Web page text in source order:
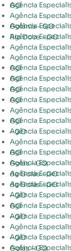
Agência Especialista na Criação de Site em Anhanguera – GO
Agência
Agência Especialista na Criação de Site em Aparecida de Goiânia – GO
Agência Especialista na Criação de Site em Aparecida do Rio Doce – GO
Agência
Agência
Agência Especialista na Criação de Site em Aragarças – GO
Agência Especialista na Criação de Site em Aragoiânia – GO
Agência Especialista na Criação de Site em Araguapaz – GO
Agência Especialista na Criação de Site em Arenópolis – GO
Agência
Agência Especialista na Criação de Site em Aurilândia – GO
Agência Especialista na Criação de Site em Avelinópolis – GO
Agência
Agência Especialista na Criação de Site em Barro Alto – GO
Agência Especialista na Criação de Site em Bela Vista de Goiás – GO
Agência Especialista na Criação de Site em Bom Jardim de Goiás – GO
Agência Especialista na Criação de Site em Bom Jesus de Goiás – GO
Agência Especialista na Criação de Site em Bonfinópolis – GO
Agência Especialista na Criação de Site em Bonópolis – GO
Agência Especialista na Criação de Site em Brazabrantes – GO
Agência
Agência Especialista na Criação de Site em Buriti Alegre – GO
Agência Especialista na Criação de Site em Buriti de Goiás – GO